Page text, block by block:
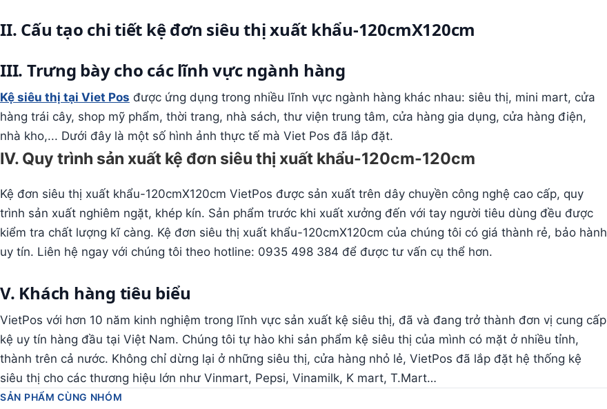
II. Cấu tạo chi tiết kệ đơn siêu thị xuất khẩu-120cmX120cm
III. Trưng bày cho các lĩnh vực ngành hàng
Kệ siêu thị tại Viet Pos được ứng dụng trong nhiều lĩnh vực ngành hàng khác nhau: siêu thị, mini mart, cửa
hàng trái cây, shop mỹ phẩm, thời trang, nhà sách, thư viện trung tâm, cửa hàng gia dụng, cửa hàng điện,
nhà kho,... Dưới đây là một số hình ảnh thực tế mà Viet Pos đã lắp đặt.
IV. Quy trình sản xuất kệ đơn siêu thị xuất khẩu-120cm-120cm
Kệ đơn siêu thị xuất khẩu-120cmX120cm VietPos được sản xuất trên dây chuyền công nghệ cao cấp, quy
trình sản xuất nghiêm ngặt, khép kín. Sản phẩm trước khi xuất xưởng đến với tay người tiêu dùng đều được
kiểm tra chất lượng kĩ càng. Kệ đơn siêu thị xuất khẩu-120cmX120cm của chúng tôi có giá thành rẻ, bảo hành
uy tín. Liên hệ ngay với chúng tôi theo hotline: 0935 498 384 để được tư vấn cụ thể hơn.
V. Khách hàng tiêu biểu
VietPos với hơn 10 năm kinh nghiệm trong lĩnh vực sản xuất kệ siêu thị, đã và đang trở thành đơn vị cung cấp
kệ uy tín hàng đầu tại Việt Nam. Chúng tôi tự hào khi sản phẩm kệ siêu thị của mình có mặt ở nhiều tỉnh,
thành trên cả nước. Không chỉ dừng lại ở những siêu thị, cửa hàng nhỏ lẻ, VietPos đã lắp đặt hệ thống kệ
siêu thị cho các thương hiệu lớn như Vinmart, Pepsi, Vinamilk, K mart, T.Mart…
SẢN PHẨM CÙNG NHÓM